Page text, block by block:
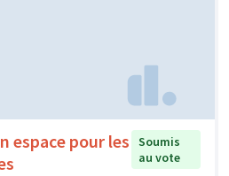
espace pour les
Soumis
au vote